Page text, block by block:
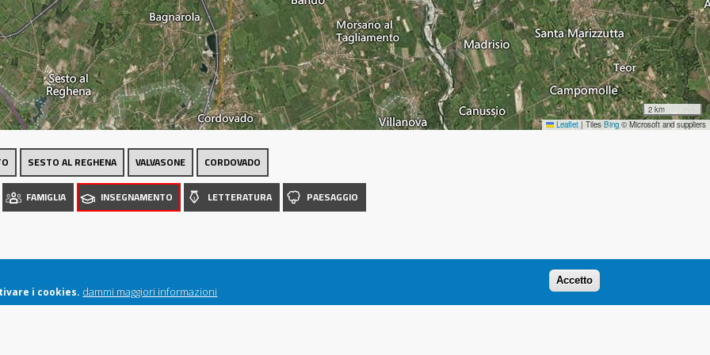
2 km
Leaflet | Tiles Bing © Microsoft and suppliers
SESTO AL REGHENA VALVASONE CORDOVADO
FAMIGLIA INSEGNAMENTO LETTERATURA PAESAGGIO
i cookies. dammi maggiori informazioni
Accetto